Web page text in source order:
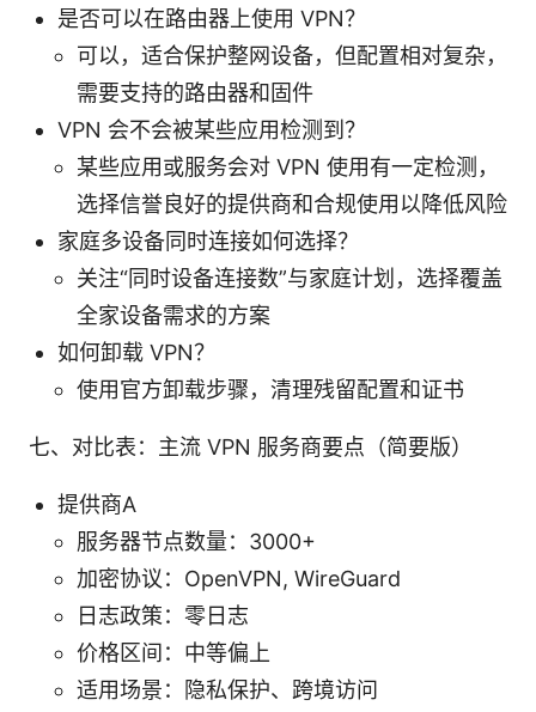
是否可以在路由器上使用 VPN？
可以，适合保护整网设备，但配置相对复杂，
需要支持的路由器和固件
VPN 会不会被某些应用检测到？
某些应用或服务会对 VPN 使用有一定检测，
选择信誉良好的提供商和合规使用以降低风险
家庭多设备同时连接如何选择？
关注“同时设备连接数”与家庭计划，选择覆盖
全家设备需求的方案
如何卸载 VPN？
使用官方卸载步骤，清理残留配置和证书
七、对比表：主流 VPN 服务商要点（简要版）
提供商A
服务器节点数量：3000+
加密协议：OpenVPN, WireGuard
日志政策：零日志
价格区间：中等偏上
适用场景：隐私保护、跨境访问